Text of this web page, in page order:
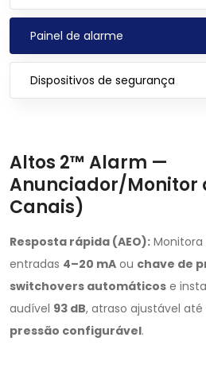
Painel de alarme
Dispositivos de segurança
Altos 2™ Alarm —
Anunciador/Monitor
Canais)
Resposta rápida (AEO): Monitora
entradas 4–20 mA ou chave de
switchovers automáticos e
audível 93 dB, atraso ajustável até
pressão configurável.